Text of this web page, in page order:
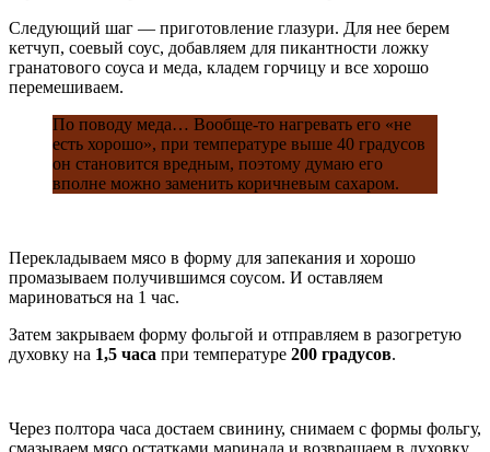
Следующий шаг — приготовление глазури. Для нее берем
кетчуп, соевый соус, добавляем для пикантности ложку
гранатового соуса и меда, кладем горчицу и все хорошо
перемешиваем.
По поводу меда… Вообще-то нагревать его «не
есть хорошо», при температуре выше 40 градусов
он становится вредным, поэтому думаю его
вполне можно заменить коричневым сахаром.
Перекладываем мясо в форму для запекания и хорошо
промазываем получившимся соусом. И оставляем
мариноваться на 1 час.
Затем закрываем форму фольгой и отправляем в разогретую
духовку на 1,5 часа при температуре 200 градусов.
Через полтора часа достаем свинину, снимаем с формы фольгу,
смазываем мясо остатками маринада и возвращаем в духовку